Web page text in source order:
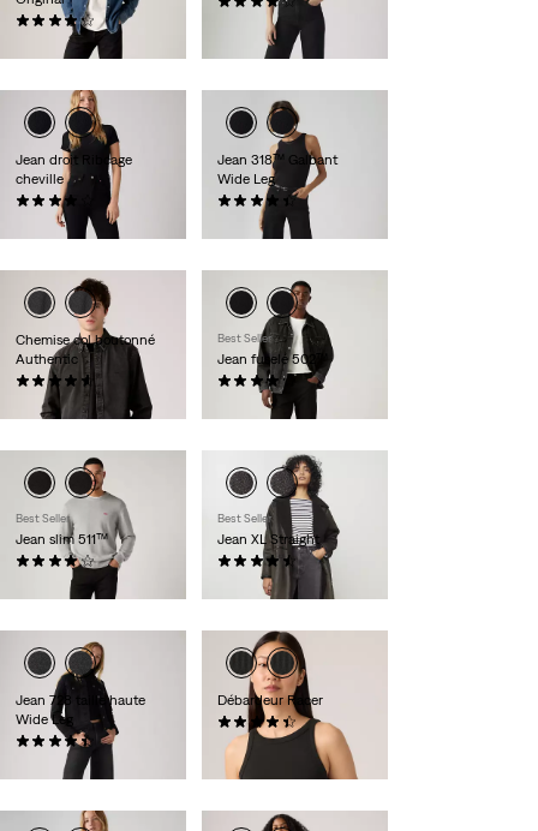
(9358)
110,00 €
130,00 €
Jean droit Ribcage
cheville
(1316)
130,00 €
Jean 318™ Galbant
Wide Leg
(2171)
99,00 €
Chemise col boutonné
Authentic
75,00 €
Best Seller
Jean fuselé 502™
(1207)
110,00 €
Best Seller
Jean slim 511™
(3030)
Best Seller
Jean XL Straight
(812)
130,00 €
Jean 728 taille haute
Wide Leg
(296)
130,00 €
Débardeur Racer
(91)
27,00 €